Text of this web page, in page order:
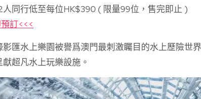
同行低至每位HK$390 ( 限量99位，售完即止 )
訂<<<
影匯水上樂園被譽爲澳門最刺激矚目的水上歷險世
超凡水上玩樂設施。